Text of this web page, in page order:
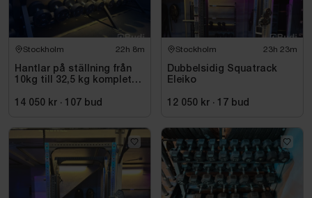
Stockholm 22h 8m
Hantlar på ställning från
10kg till 32,5 kg komplett
14 050 kr · 107 bud
Stockholm 23h 23m
Dubbelsidig Squatrack
Eleiko
12 050 kr · 17 bud